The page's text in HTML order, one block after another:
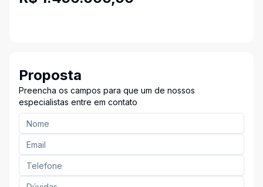
Proposta
Preencha os campos para que um de nossos
especialistas entre em contato